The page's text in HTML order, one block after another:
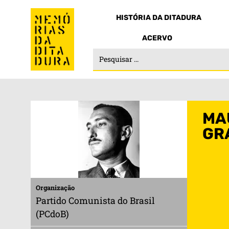
HISTÓRIA DA DITADURA
ACERVO
Organização
Partido Comunista do Brasil
(PCdoB)